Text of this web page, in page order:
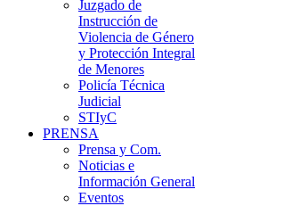
Juzgado de
Instrucción de
Violencia de Género
y Protección Integral
de Menores
Policía Técnica
Judicial
STIyC
PRENSA
Prensa y Com.
Noticias e
Información General
Eventos